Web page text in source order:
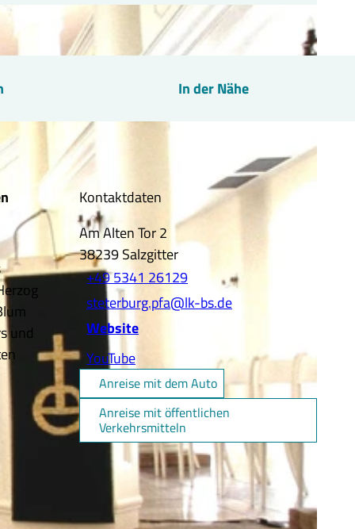
In der Nähe
und
Kontaktdaten
Am Alten Tor 2
38239Salzgitter
+49 5341 26129
steterburg.pfa@lk-bs.de
Website
YouTube
Anreise mit dem Auto
Anreise mit öffentlichen
Verkehrsmitteln